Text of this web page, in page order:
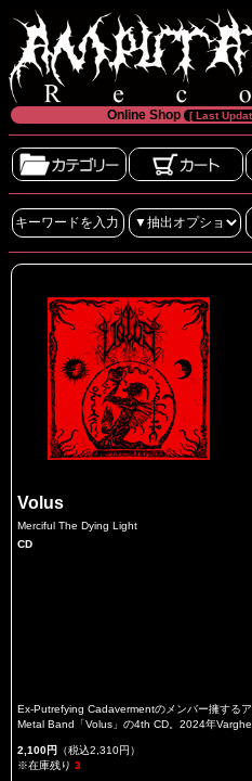
Online Shop [ Last
Volus
Merciful The Dying Light
CD
Ex-Putrefying Cadavermentのメンバー擁する
Metal Band「Volus」の4th CD。2024年
2,100円 （税込2,310円）
※在庫残り 3